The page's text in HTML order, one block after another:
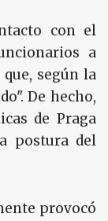
con el
a
según la
De hecho,
de Praga
postura del
provocó